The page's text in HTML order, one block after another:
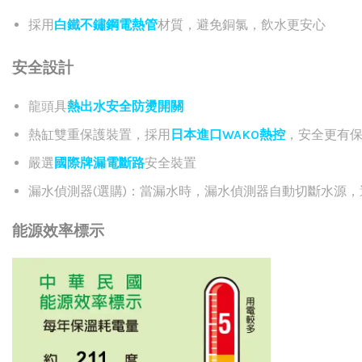
採用白鐵不鏽鋼電熱管材質，避免銅氯，飲水更安心
安全設計
龍頭具熱出水安全防燙開關
熱缸雙重保護裝置，採用 日本進口WAKO熱控 ，安全更有
嚴選 國際牌漏電斷路安全裝置
漏水偵測器(選購)：當漏水時，漏水偵測器自動切斷水源
能源效率標示